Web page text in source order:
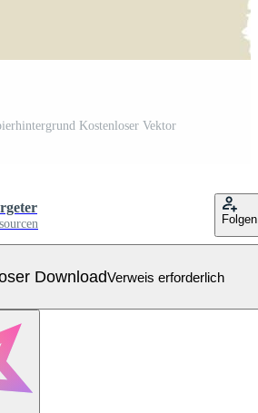
Kostenloser Vektor
Folgen
DownloadVerweis erforderlich